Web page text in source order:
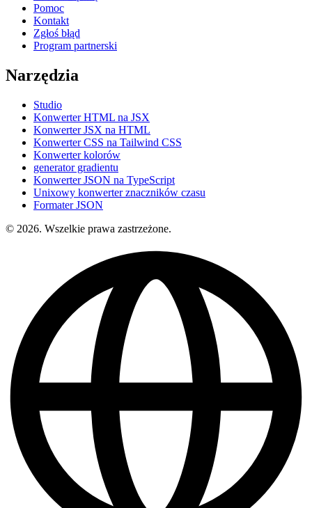
Pomoc
Kontakt
Zgłoś błąd
Program partnerski
Narzędzia
Studio
Konwerter HTML na JSX
Konwerter JSX na HTML
Konwerter CSS na Tailwind CSS
Konwerter kolorów
generator gradientu
Konwerter JSON na TypeScript
Unixowy konwerter znaczników czasu
Formater JSON
© 2026. Wszelkie prawa zastrzeżone.